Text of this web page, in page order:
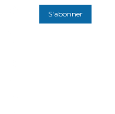
S'abonner